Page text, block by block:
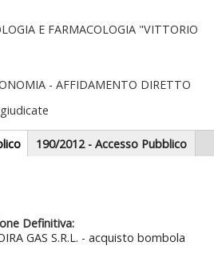
E FARMACOLOGIA "VITTORIO
- AFFIDAMENTO DIRETTO
(scheda
attiva)
190/2012 - Accesso Pubblico
Definitiva:
GAS S.R.L. - acquisto bombola